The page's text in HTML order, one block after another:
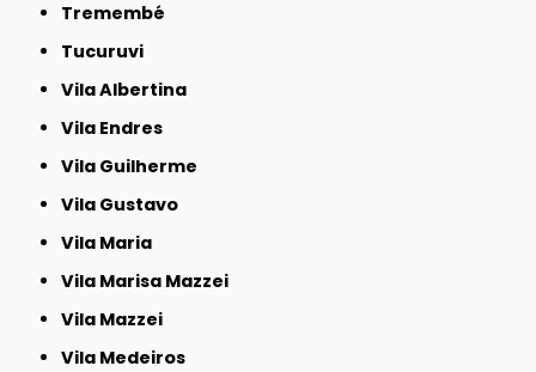
Tremembé
Tucuruvi
Vila Albertina
Vila Endres
Vila Guilherme
Vila Gustavo
Vila Maria
Vila Marisa Mazzei
Vila Mazzei
Vila Medeiros